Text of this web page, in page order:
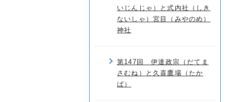
いじんじゃ）と式内社（しき
ないしゃ）宮目（みやのめ）
神社
第147回 伊達政宗（だてま
さむね）と久喜鷹場（たか
ば）